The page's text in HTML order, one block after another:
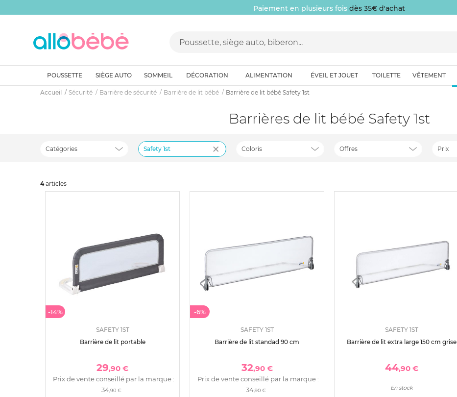
Paiement en plusieurs fois dès 35€ d'achat
POUSSETTE SIÈGE AUTO SOMMEIL DÉCORATION ALIMENTATION ÉVEIL ET JOUET TOILETTE VÊTEMENT
Accueil Sécurité Barrière de sécurité Barrière de lit bébé Barrière de lit bébé Safety 1st
Barrières de lit bébé Safety 1st
Catégories Safety 1st Coloris Offres Prix
4articles
-14%
SAFETY 1ST
Barrière de lit portable
29,90 €
Prix de vente conseillé par la marque :
34,90 €
-6%
SAFETY 1ST
Barrière de lit standad 90 cm
32,90 €
Prix de vente conseillé par la marque :
34,90 €
SAFETY 1ST
Barrière de lit extra large 150 cm grise
44,90 €
En stock